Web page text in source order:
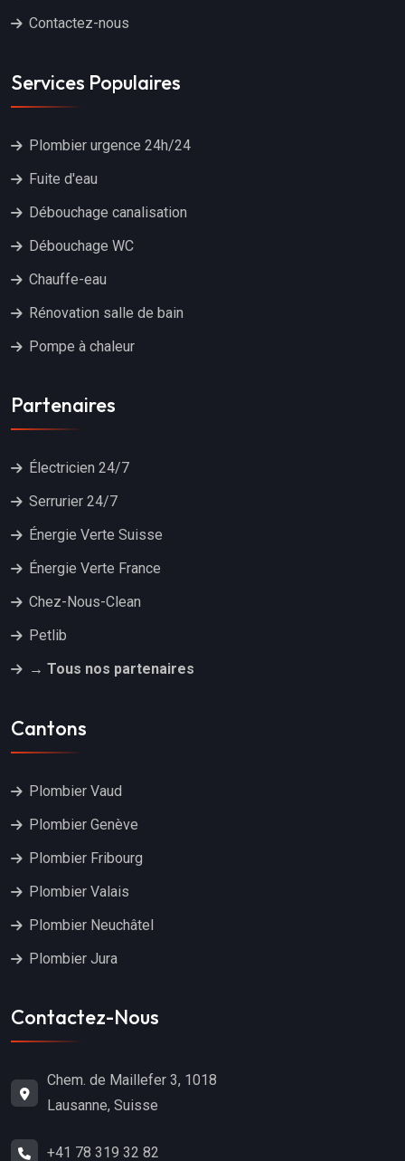
Contactez-nous
Services Populaires
Plombier urgence 24h/24
Fuite d'eau
Débouchage canalisation
Débouchage WC
Chauffe-eau
Rénovation salle de bain
Pompe à chaleur
Partenaires
Électricien 24/7
Serrurier 24/7
Énergie Verte Suisse
Énergie Verte France
Chez-Nous-Clean
Petlib
→ Tous nos partenaires
Cantons
Plombier Vaud
Plombier Genève
Plombier Fribourg
Plombier Valais
Plombier Neuchâtel
Plombier Jura
Contactez-Nous
Chem. de Maillefer 3, 1018
Lausanne, Suisse
+41 78 319 32 82